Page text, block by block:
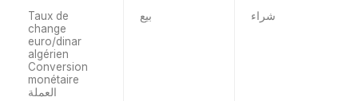
Taux de
change
euro/dinar
algérien
Conversion
monétaire
العملة
بيع
شراء